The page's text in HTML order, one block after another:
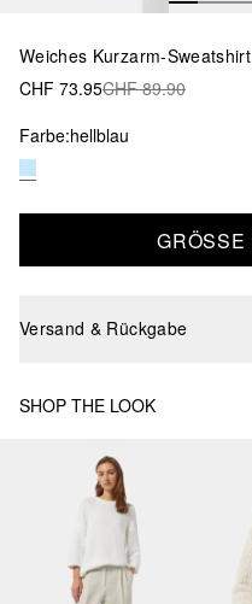
Weiches Kurzarm-
CHF 73.95CHF 89.90
Farbe:hellblau
GRÖSSE
Versand & Rückgabe
SHOP THE LOOK